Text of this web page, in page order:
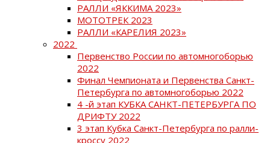
РАЛЛИ «ЯККИМА 2023»
МОТОТРЕК 2023
РАЛЛИ «КАРЕЛИЯ 2023»
2022
Первенство России по автомногоборью
2022
Финал Чемпионата и Первенства Санкт-
Петербурга по автомногоборью 2022
4 -й этап КУБКА САНКТ-ПЕТЕРБУРГА ПО
ДРИФТУ 2022
3 этап Кубка Санкт-Петербурга по ралли-
кроссу 2022